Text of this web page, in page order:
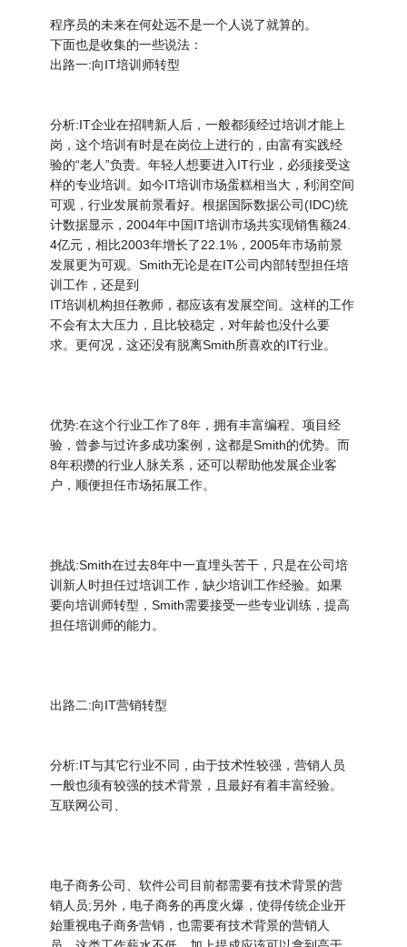
程序员的未来在何处远不是一个人说了就算的。
下面也是收集的一些说法：
出路一:向IT培训师转型
分析:IT企业在招聘新人后，一般都须经过培训才能上
岗，这个培训有时是在岗位上进行的，由富有实践经
验的“老人”负责。年轻人想要进入IT行业，必须接受这
样的专业培训。如今IT培训市场蛋糕相当大，利润空间
可观，行业发展前景看好。根据国际数据公司(IDC)统
计数据显示，2004年中国IT培训市场共实现销售额24.
4亿元，相比2003年增长了22.1%，2005年市场前景
发展更为可观。Smith无论是在IT公司内部转型担任培
训工作，还是到
IT培训机构担任教师，都应该有发展空间。这样的工作
不会有太大压力，且比较稳定，对年龄也没什么要
求。更何况，这还没有脱离Smith所喜欢的IT行业。
优势:在这个行业工作了8年，拥有丰富编程、项目经
验，曾参与过许多成功案例，这都是Smith的优势。而
8年积攒的行业人脉关系，还可以帮助他发展企业客
户，顺便担任市场拓展工作。
挑战:Smith在过去8年中一直埋头苦干，只是在公司培
训新人时担任过培训工作，缺少培训工作经验。如果
要向培训师转型，Smith需要接受一些专业训练，提高
担任培训师的能力。
出路二:向IT营销转型
分析:IT与其它行业不同，由于技术性较强，营销人员
一般也须有较强的技术背景，且最好有着丰富经验。
互联网公司、
电子商务公司、软件公司目前都需要有技术背景的营
销人员;另外，电子商务的再度火爆，使得传统企业开
始重视电子商务营销，也需要有技术背景的营销人